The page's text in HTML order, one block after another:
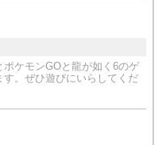
ケモンGOと龍が如く6のゲ
。ぜひ遊びにいらしてくだ